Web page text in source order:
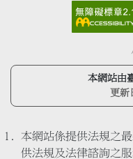
本網站由
更新
本網站係提供法規之
供法規及法律諮詢之